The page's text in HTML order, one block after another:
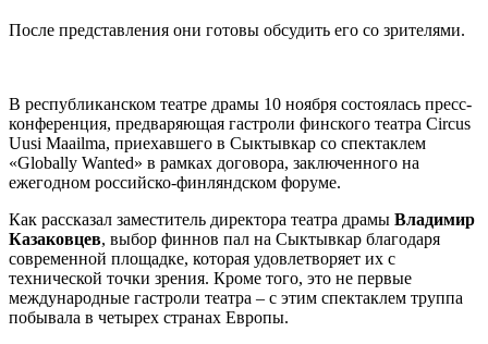
После представления они готовы обсудить его со зрителями.
В республиканском театре драмы 10 ноября состоялась пресс-
конференция, предваряющая гастроли финского театра Circus
Uusi Maailma, приехавшего в Сыктывкар со спектаклем
«Globally Wanted» в рамках договора, заключенного на
ежегодном российско-финляндском форуме.
Как рассказал заместитель директора театра драмы Владимир
Казаковцев, выбор финнов пал на Сыктывкар благодаря
современной площадке, которая удовлетворяет их с
технической точки зрения. Кроме того, это не первые
международные гастроли театра – с этим спектаклем труппа
побывала в четырех странах Европы.